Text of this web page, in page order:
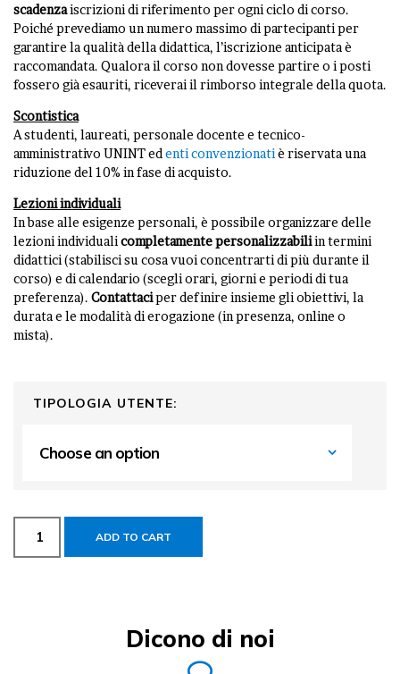
scadenzaiscrizioni di riferimento per ogni ciclo di corso.
Poiché prevediamo un numero massimo di partecipanti per
garantire la qualità della didattica, l’iscrizione anticipata è
raccomandata. Qualora il corso non dovesse partire o i posti
fossero già esauriti, riceverai il rimborso integrale della quota.
Scontistica
A studenti, laureati, personale docente e tecnico-
amministrativo UNINT ed enti convenzionatiè riservata una
riduzione del 10% in fase di acquisto.
Lezioni individuali
In base alle esigenze personali, è possibile organizzare delle
lezioni individualicompletamente personalizzabiliin termini
didattici (stabilisci su cosa vuoi concentrarti di più durante il
corso) e di calendario (scegli orari, giorni e periodi di tua
preferenza). Contattaciper definire insieme gli obiettivi, la
durata e le modalità di erogazione (in presenza, online o
mista).
TIPOLOGIA UTENTE:
ADD TO CART
Dicono di noi